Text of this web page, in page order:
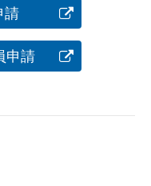
請
申請